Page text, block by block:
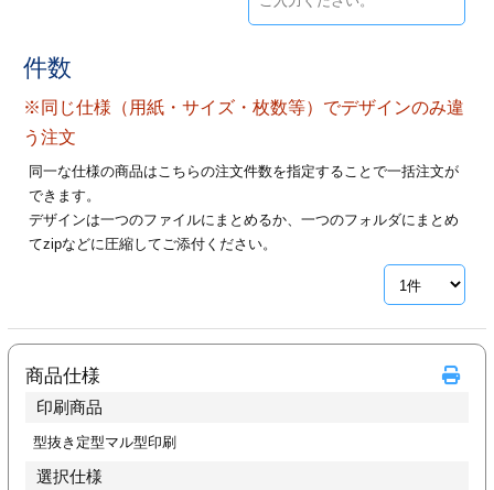
ファイル印刷
ァイル印刷
印刷
印刷
リーブ印刷
加工
ムカード印刷
刷
カード印刷
フォルダー
ァイル印刷
件数
※同じ仕様（用紙・サイズ・枚数等）でデザインのみ違
う注文
同一な仕様の商品はこちらの注文件数を指定することで一括注文が
できます。
デザインは一つのファイルにまとめるか、一つのフォルダにまとめ
てzipなどに圧縮してご添付ください。
商品仕様
印刷商品
型抜き定型マル型印刷
選択仕様